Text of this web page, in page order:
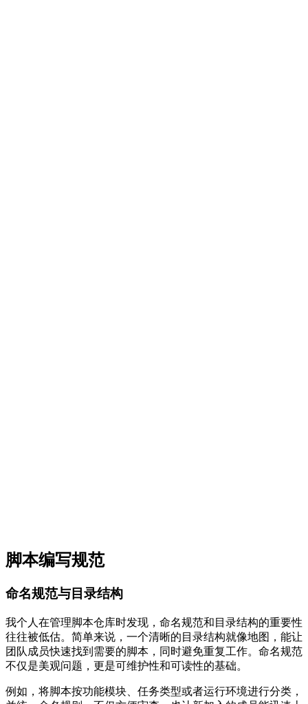
脚本编写规范
命名规范与目录结构
我个人在管理脚本仓库时发现，命名规范和目录结构的重要性
往往被低估。简单来说，一个清晰的目录结构就像地图，能让
团队成员快速找到需要的脚本，同时避免重复工作。命名规范
不仅是美观问题，更是可维护性和可读性的基础。
例如，将脚本按功能模块、任务类型或者运行环境进行分类，